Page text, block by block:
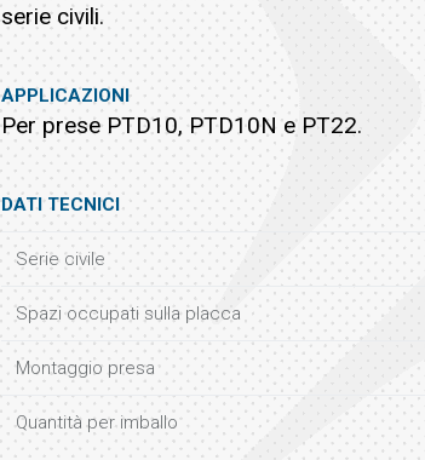
serie civili.
APPLICAZIONI
Per prese PTD10, PTD10N e PT22.
DATI TECNICI
Serie civile
Spazi occupati sulla placca
Montaggio presa
Quantità per imballo